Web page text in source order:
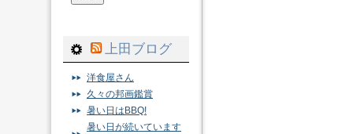
上田ブログ
洋食屋さん
久々の邦画鑑賞
暑い日はBBQ!
暑い日が続いています